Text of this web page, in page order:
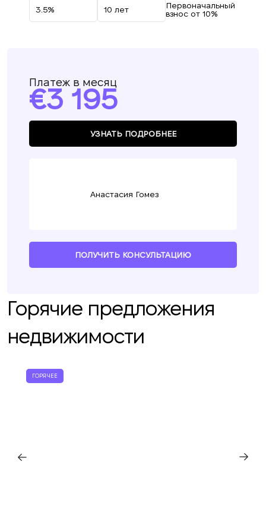
Первоначальный
взнос от 10%
Платеж в месяц
3 195
УЗНАТЬ ПОДРОБНЕЕ
Анастасия Гомез
ПОЛУЧИТЬ КОНСУЛЬТАЦИЮ
Горячие предложения
недвижимости
ГОРЯЧЕЕ